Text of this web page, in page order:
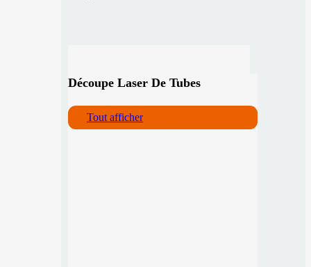
Découpe Laser De Tubes
Tout afficher